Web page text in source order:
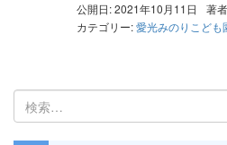
公開日: 2021年10月11日 著
カテゴリー:愛光みのりこども
検
索: